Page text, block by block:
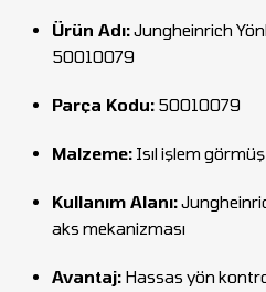
Ürün Adı:Jungheinrich
50010079
Parça Kodu: 50010079
Malzeme: Isıl işlem
Kullanım Alanı:
aks mekanizması
Avantaj: Hassas yön